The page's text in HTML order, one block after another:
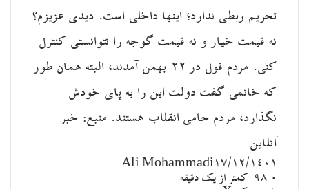
تحریم ربطی ندارد؛ اینها داخلی است. دیدی عزیزم؟
نه قیمت خیار و نه قیمت گوجه را نتوانستی کنترل
کنی. مردم فول در ۲۲ بهمن آمدند، البته همان طور
که خانمی گفت دولت این را به پای خودش
نگذارد، مردم حامی انقلاب هستند. منبع: خبر
آنلاین
Ali Mohammadi ۱۷/۱۲/۱۴۰۱
۰
کمتر از یک دقیقه